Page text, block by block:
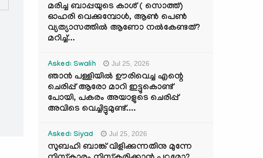
മരിച്ച ബാപ്പയുടെ കാശ് ( സൊത്ത്)
ഓഹരി വെക്കുമ്പോൾ, ആണ്‍ പെണ്‍
വ്യത്യാസത്തില്‍ ആണോ നല്‍കേണ്ടത്?
മറിച്ച്...
Asked: Swalih Jul 25, 2026
ഞാൻ പള്ളിയിൽ ഊരിവെച്ച എന്റെ
ചെരിപ്പ് ആരോ മാറി ഇട്ടുകൊണ്ട്
പോയി, പകരം അയാളുടെ ചെരിപ്പ്
അവിടെ വെച്ചിട്ടുമുണ്ട്....
Asked: Siyad Jul 25, 2026
സുബഹി ബാങ്ക് വിളിക്കുന്നതിനു മുന്നേ